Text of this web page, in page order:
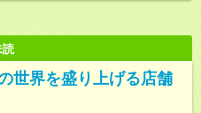
読
世界を盛り上げる店舗